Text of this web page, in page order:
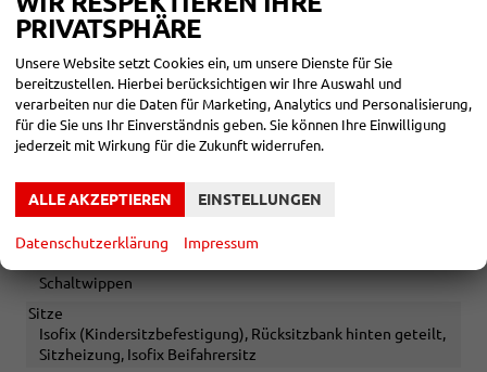
Sonstiges
Irrtümer vorbehalten
INNEN
Armlehnen
Fensterheber
Lenkrad
Schaltwippen
Sitze
Isofix (Kindersitzbefestigung), Rücksitzbank hinten geteilt,
Sitzheizung, Isofix Beifahrersitz
PRIVATSPHÄRE
Unsere Website setzt Cookies ein, um unsere Dienste für Sie
bereitzustellen. Hierbei berücksichtigen wir Ihre Auswahl und
verarbeiten nur die Daten für Marketing, Analytics und Personalisierung,
für die Sie uns Ihr Einverständnis geben. Sie können Ihre Einwilligung
jederzeit mit Wirkung für die Zukunft widerrufen.
ALLE AKZEPTIEREN EINSTELLUNGEN
Datenschutzerklärung Impressum